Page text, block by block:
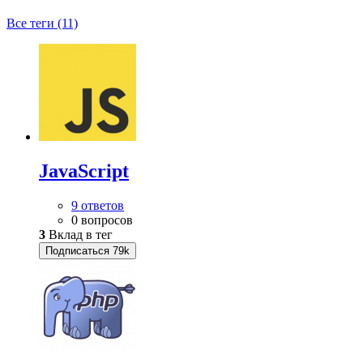
Все теги (11)
JavaScript
9 ответов
0 вопросов
3 Вклад в тег
Подписаться 79k